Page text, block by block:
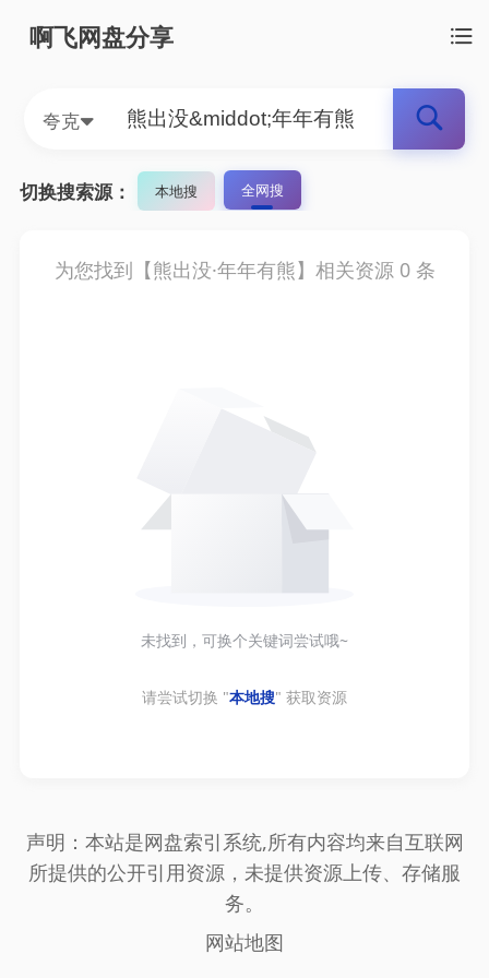
啊飞网盘分享
夸克
切换搜索源： 本地搜 全网搜
为您找到【熊出没·年年有熊】相关资源0 条
未找到，可换个关键词尝试哦~
请尝试切换 "本地搜" 获取资源
声明：本站是网盘索引系统,所有内容均来自互联网
所提供的公开引用资源，未提供资源上传、存储服
务。
网站地图